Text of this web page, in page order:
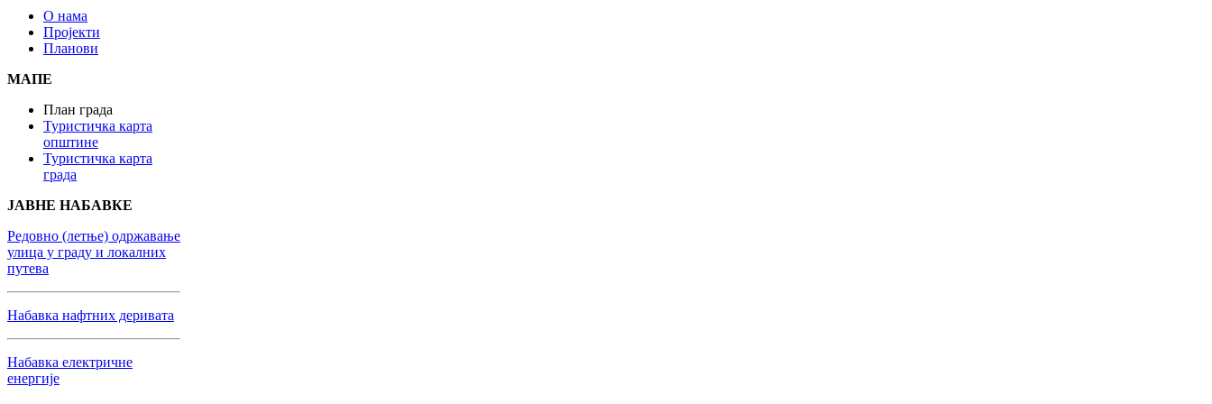
О нама
Пројекти
Планови
МАПЕ
План града
Туристичка карта
општине
Туристичка карта
града
ЈАВНЕ НАБАВКЕ
Редовно (летње) одржавање
улица у граду и локалних
путева
Набaвка нафтних деривата
Набавка електричне
енергије